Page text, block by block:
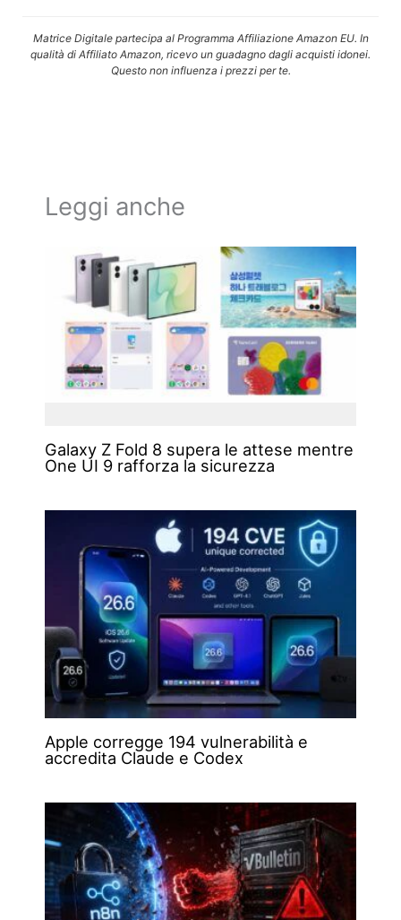
Matrice Digitale partecipa al Programma Affiliazione Amazon EU. In
qualità di Affiliato Amazon, ricevo un guadagno dagli acquisti idonei.
Questo non influenza i prezzi per te.
Leggi anche
Galaxy Z Fold 8 supera le attese mentre
One UI 9 rafforza la sicurezza
Apple corregge 194 vulnerabilità e
accredita Claude e Codex